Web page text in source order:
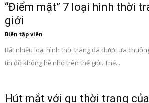
“Điểm mặt” 7 loại hình thời
giới
Biên tập viên
Rất nhiều loại hình thời trang đã được ưa
tín đồ không hề nhỏ trên thế giới. Thế...
Hút mắt với gu thời trang của